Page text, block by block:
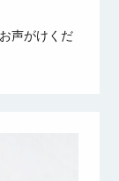
声がけくだ